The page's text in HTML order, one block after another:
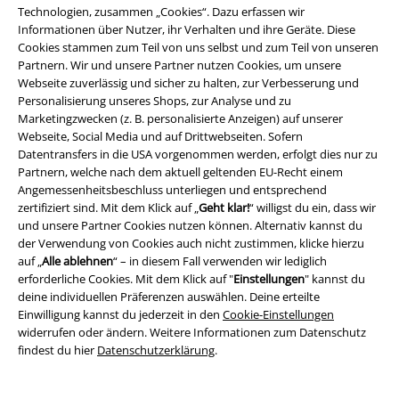
Technologien, zusammen „Cookies“. Dazu erfassen wir
Informationen über Nutzer, ihr Verhalten und ihre Geräte. Diese
Cookies stammen zum Teil von uns selbst und zum Teil von unseren
Partnern. Wir und unsere Partner nutzen Cookies, um unsere
Webseite zuverlässig und sicher zu halten, zur Verbesserung und
Personalisierung unseres Shops, zur Analyse und zu
Marketingzwecken (z. B. personalisierte Anzeigen) auf unserer
Webseite, Social Media und auf Drittwebseiten. Sofern
Datentransfers in die USA vorgenommen werden, erfolgt dies nur zu
Partnern, welche nach dem aktuell geltenden EU-Recht einem
Angemessenheitsbeschluss unterliegen und entsprechend
zertifiziert sind. Mit dem Klick auf „Geht klar!“ willigst du ein, dass wir
und unsere Partner Cookies nutzen können. Alternativ kannst du
der Verwendung von Cookies auch nicht zustimmen, klicke hierzu
auf „Alle ablehnen“ – in diesem Fall verwenden wir lediglich
erforderliche Cookies. Mit dem Klick auf "Einstellungen" kannst du
deine individuellen Präferenzen auswählen. Deine erteilte
Einwilligung kannst du jederzeit in den Cookie-Einstellungen
widerrufen oder ändern. Weitere Informationen zum Datenschutz
findest du hier Datenschutzerklärung.
Für Freizeit, Beruf, Sport und Festivals
Auch wenn das Hauptaugenmerk bei EMP auf Fan- und Band-Merch
liegt, findest du hier T-Shirts, die sich durchaus auch für das Büro eignen.
Darunter sind unter anderem neutral gestaltete Basics sowie attraktive
Casual-Wear- und Streetwear-Shirts. Auch T-Shirts für den Sportler gibt
es bei EMP – und selbstverständlich auch Kleidung für die Freizeit und
den Besuch von Konzerten und Festivals.
Was trägt der stilbewusste Szene-Gänger?
Für Szene-Gänger unterschiedlicher Genres hält EMP die passenden T-
Shirts bereit. Von der Rockwear über Wikinger- und Mittelalter-Mode bis
hin zum Punk findet jeder sein Lieblingsteil. Fans des Rockabilly
kommen ebenso auf ihre Kosten wie alle Anhänger des Industrial.
Besonders zahlreich sind die Modelle, die sich der Gothic-Kultur
widmen. Die schwarze Romantik spielt im Sortiment eine ähnlich große
Rolle wie Fantasy. Nicht alle Gothic-T-Shirtssind jedoch nur mystisch
gestaltet, es gibt auch Motive im Splatter- und Horror-Stil.